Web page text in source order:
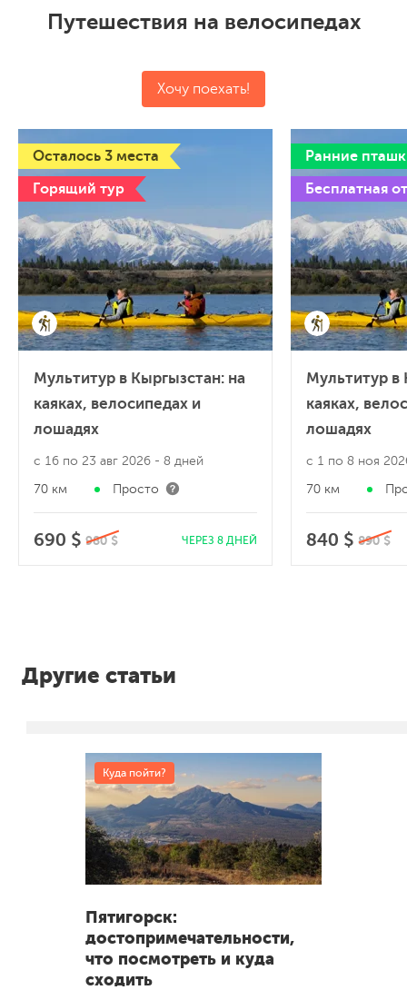
Путешествия на велосипедах
Хочу поехать!
Осталось 3 места
Горящий тур
Мультитур в Кыргызстан: на
каяках, велосипедах и
лошадях
с 16 по 23 авг 2026 - 8 дней
70 км Просто
690 $ 980 $ ЧЕРЕЗ 8 ДНЕЙ
Ранние
Бесплатная
Мультитур в
каяках,
лошадях
с 1 по 8 ноя
70 км
840 $ 890 $
Другие статьи
Куда пойти?
Пятигорск:
достопримечательности,
что посмотреть и куда
сходить